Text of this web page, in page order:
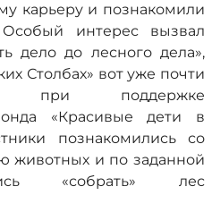
карьеру и познакомили
интерес вызвал
дело до лесного дела»,
Столбах» вот уже почти
при поддержке
«Красивые дети в
познакомились со
животных и по заданной
«собрать» лес